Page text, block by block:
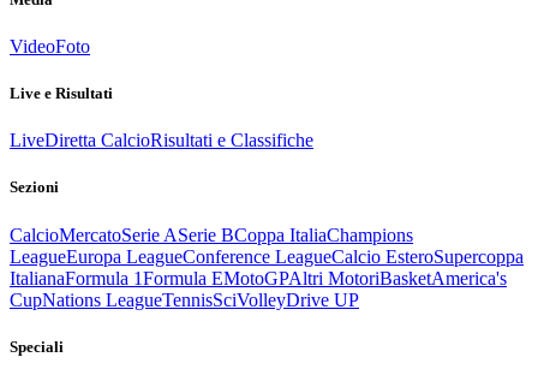
VideoFoto
Live e Risultati
LiveDiretta CalcioRisultati e Classifiche
Sezioni
CalcioMercatoSerie ASerie BCoppa ItaliaChampions
LeagueEuropa LeagueConference LeagueCalcio EsteroSupercoppa
ItalianaFormula 1Formula EMotoGPAltri MotoriBasketAmerica's
CupNations LeagueTennisSciVolleyDrive UP
Speciali